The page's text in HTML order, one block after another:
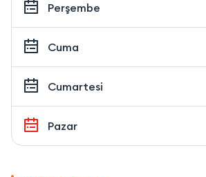
Perşembe
Cuma
Cumartesi
Pazar